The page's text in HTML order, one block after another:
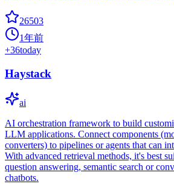
26503
1年前
+36today
Haystack
ai
AI orchestration framework to build
LLM applications. Connect components
converters) to pipelines or agents that can
With advanced retrieval methods, it's best
question answering, semantic search or
chatbots.